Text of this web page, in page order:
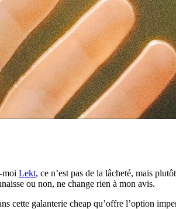
moi Lekt, ce n’est pas de la lâcheté, mais
ou non, ne change rien à mon avis.
cette galanterie cheap qu’offre l’option